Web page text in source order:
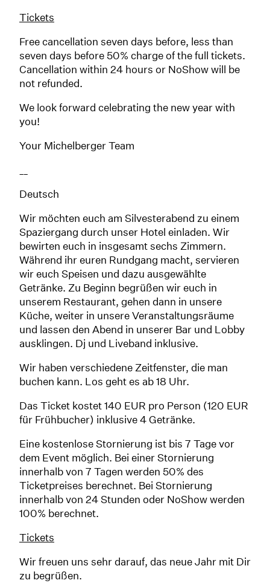
Tickets
Free cancellation seven days before, less than
seven days before 50% charge of the full tickets.
Cancellation within 24 hours or NoShow will be
not refunded.
We look forward celebrating the new year with
you!
Your Michelberger Team
Deutsch
Wir möchten euch am Silvesterabend zu einem
Spaziergang durch unser Hotel einladen. Wir
bewirten euch in insgesamt sechs Zimmern.
Während ihr euren Rundgang macht, servieren
wir euch Speisen und dazu ausgewählte
Getränke. Zu Beginn begrüßen wir euch in
unserem Restaurant, gehen dann in unsere
Küche, weiter in unsere Veranstaltungsräume
und lassen den Abend in unserer Bar und Lobby
ausklingen. Dj und Liveband inklusive.
Wir haben verschiedene Zeitfenster, die man
buchen kann. Los geht es ab 18 Uhr.
Das Ticket kostet 140 EUR pro Person (120 EUR
für Frühbucher) inklusive 4 Getränke.
Eine kostenlose Stornierung ist bis 7 Tage vor
dem Event möglich. Bei einer Stornierung
innerhalb von 7 Tagen werden 50% des
Ticketpreises berechnet. Bei Stornierung
innerhalb von 24 Stunden oder NoShow werden
100% berechnet.
Tickets
Wir freuen uns sehr darauf, das neue Jahr mit Dir
zu begrüßen.